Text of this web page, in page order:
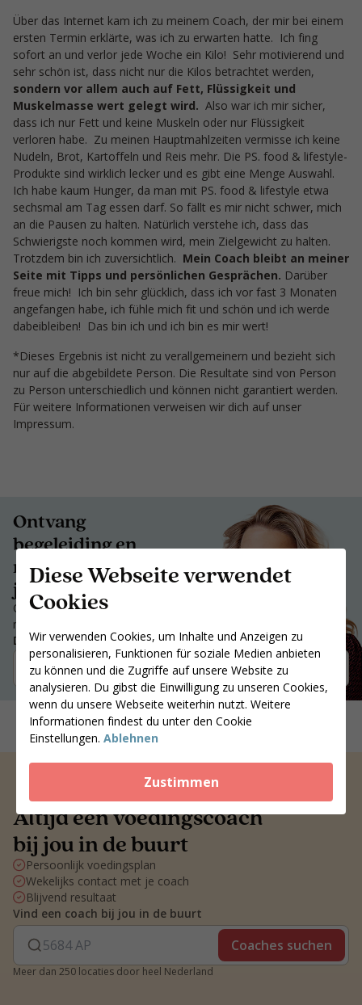
Diese Webseite verwendet
Cookies
Wir verwenden Cookies, um Inhalte und Anzeigen zu
personalisieren, Funktionen für soziale Medien anbieten
zu können und die Zugriffe auf unsere Website zu
analysieren. Du gibst die Einwilligung zu unseren Cookies,
wenn du unsere Webseite weiterhin nutzt. Weitere
Informationen findest du unter den Cookie
Einstellungen. Ablehnen
Zustimmen
Über das Internet kam ich zu meinem Coach, der mir bei einem
ersten Termin erklärte, was ich zu erwarten hatte. Ich fing
sofort an und verlor jede Woche ein Kilo! Sehr motivierend und
sehr schön ist, dass nicht nur die Kilos betrachtet werden,
sondern vor allem auch auf Fett, Flüssigkeit und
Muskelmasse wert gelegt wird. Also war ich mir sicher,
dass ich nur Fett und keine Muskeln oder nur Flüssigkeit
verloren habe. Zu meinen Hauptmahlzeiten vermisse ich keine
Nudeln, Brot, Kartoffeln und Reis mehr. Die PS. food & lifestyle-
Produkte sind wirklich lecker und es gibt eine Menge Auswahl.
Ich habe kaum Hunger, da man mit PS. food & lifestyle etwa
sechsmal am Tag essen darf. So fällt es mir nicht schwer, mich
an die Pausen zu halten. Natürlich verstehe ich, dass das
Schwierigste noch kommen wird, mein Zielgewicht zu halten.
Trotzdem bin ich zuversichtlich. Mein Coach bleibt an meiner
Seite mit Tipps und persönlichen Gesprächen. Darüber
freue mich! Ich bin sehr glücklich, dass ich vor fast 3 Monaten
angefangen habe, ich fühle mich fit und schön und ich werde
dabeibleiben! Das bin ich und ich bin es mir wert!
*Dieses Ergebnis ist nicht zu verallgemeinern und bezieht sich
nur auf die abgebildete Person. Die Resultate sind von Person
zu Person unterschiedlich und können nicht garantiert werden.
Für weitere Informationen verweisen wir dich auf unser
Impressum.
Ontvang
begeleiding en
motivatie die bij
jou past.
Ontvang begeleiding en
motivatie die bij jou past.
Deine Postleitzahl
Coaches suchen
Altijd een voedingscoach
bij jou in de buurt
Persoonlijk voedingsplan
Wekelijks contact met je coach
Blijvend resultaat
Vind een coach bij jou in de buurt
Coaches suchen
Meer dan 250 locaties door heel Nederland